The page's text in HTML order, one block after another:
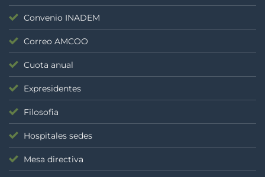
Convenio INADEM
Correo AMCOO
Cuota anual
Expresidentes
Filosofia
Hospitales sedes
Mesa directiva